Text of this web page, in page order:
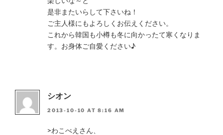
是非またいらして下さいね！
ご主人様にもよろしくお伝えください。
これから韓国も小樽も冬に向かったて寒くなりま
す。お身体ご自愛ください♪
シオン
2013-10-10 AT 8:16 AM
>わこべえさん、